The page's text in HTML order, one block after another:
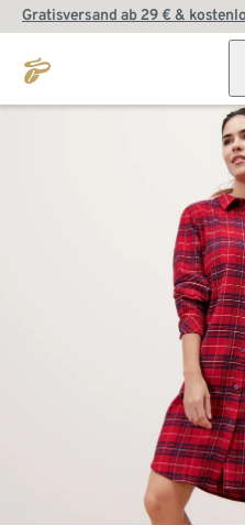
Gratisversand ab 29 € &